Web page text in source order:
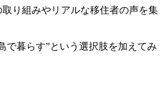
り組みやリアルな移住者の声を集
で暮らす”という選択肢を加えてみ